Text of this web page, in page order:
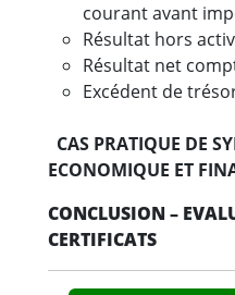
courant avant
Résultat hors
Résultat net
Excédent de
CAS PRATIQUE DE
ECONOMIQUE ET
CONCLUSION –
CERTIFICATS